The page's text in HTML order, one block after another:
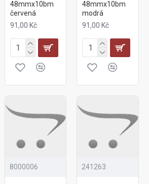
48mmx10bm
červená
91,00 Kč
48mmx10bm
modrá
91,00 Kč
8000006 241263